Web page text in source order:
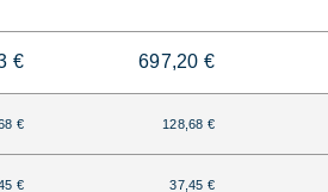
€ 697,20 €
€ 128,68 €
€ 37,45 €